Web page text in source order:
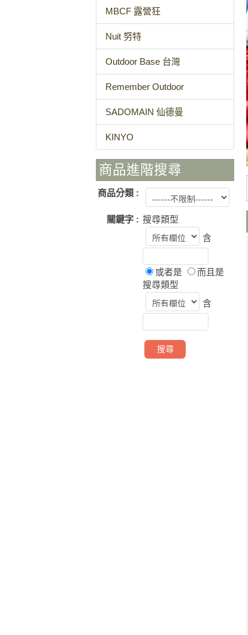
MBCF 露營狂
Nuit 努特
Outdoor Base 台灣
Remember Outdoor
SADOMAIN 仙德曼
KINYO
商品進階搜尋
商品分類 :
關鍵字 : 搜尋類型
含
或者是
而且是
搜尋類型
含